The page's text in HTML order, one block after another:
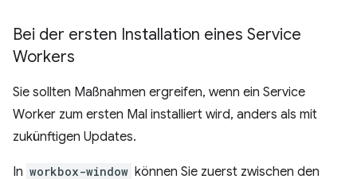
Bei der ersten Installation eines Service
Workers
Sie sollten Maßnahmen ergreifen, wenn ein Service
Worker zum ersten Mal installiert wird, anders als mit
zukünftigen Updates.
In workbox-window können Sie zuerst zwischen den